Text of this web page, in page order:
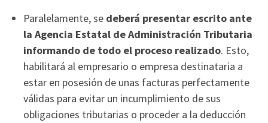
Paralelamente, se deberá presentar escrito ante
la Agencia Estatal de Administración Tributaria
informando de todo el proceso realizado. Esto,
habilitará al empresario o empresa destinataria a
estar en posesión de unas facturas perfectamente
válidas para evitar un incumplimiento de sus
obligaciones tributarias o proceder a la deducción